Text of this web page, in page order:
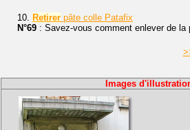
10. Retirer pâte colle Patafix
N°69 : Savez-vous comment enlever de
Images